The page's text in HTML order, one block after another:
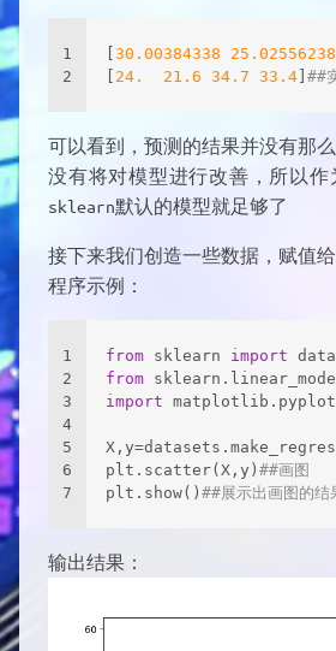
1
2
30.00384338 25.02556238
24. 21.6 34.7 33.4 ##
可以看到，预测的结果并没有那
没有将对模型进行改善，所以作
sklearn默认的模型就足够了
接下来我们创造一些数据，赋值
程序示例：
1
2
3
4
5
6
7
from sklearn import
from
import matplotlib.pyplot
plt.scatter(X,y) ##画图
plt.show() ##展示出画图的结
输出结果：